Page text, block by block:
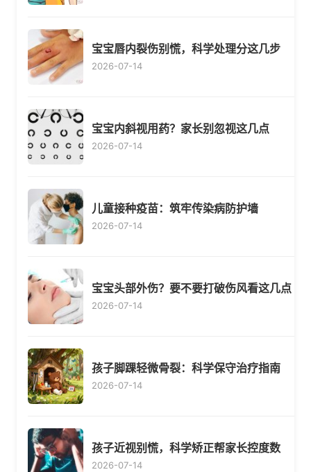
宝宝唇内裂伤别慌，科学处理分这几步
2026-07-14
宝宝内斜视用药？家长别忽视这几点
2026-07-14
儿童接种疫苗：筑牢传染病防护墙
2026-07-14
宝宝头部外伤？要不要打破伤风看这几点
2026-07-14
孩子脚踝轻微骨裂：科学保守治疗指南
2026-07-14
孩子近视别慌，科学矫正帮家长控度数
2026-07-14